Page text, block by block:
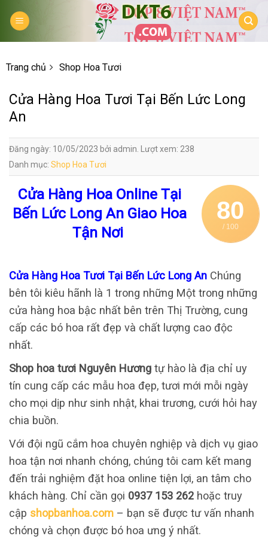
Trang chủ Shop Hoa Tươi
Cửa Hàng Hoa Tươi Tại Bến Lức Long
An
Đăng ngày: 10/05/2023 bởi admin. Lượt xem: 238
Danh mục: Shop Hoa Tươi
80
/ 100
Cửa Hàng Hoa Online Tại
Bến Lức Long An Giao Hoa
Tận Nơi
Cửa Hàng Hoa Tươi Tại Bến Lức Long An Chúng
bên tôi kiêu hãnh là 1 trong những Một trong những
cửa hàng hoa bậc nhất bên trên Thị Trường, cung
cấp các bó hoa rất đẹp và chất lượng cao độc
nhất.
Shop hoa tươi Nguyên Hương tự hào là địa chỉ uy
tín cung cấp các mẫu hoa đẹp, tươi mới mỗi ngày
cho mọi dịp như sinh nhật, khai trương, cưới hỏi hay
chia buồn.
Với đội ngũ cắm hoa chuyên nghiệp và dịch vụ giao
hoa tận nơi nhanh chóng, chúng tôi cam kết mang
đến trải nghiệm đặt hoa online tiện lợi, an tâm cho
khách hàng. Chỉ cần gọi 0937 153 262 hoặc truy
cập shopbanhoa.com – bạn sẽ được tư vấn nhanh
chóng và chọn được bó hoa ưng ý nhất.